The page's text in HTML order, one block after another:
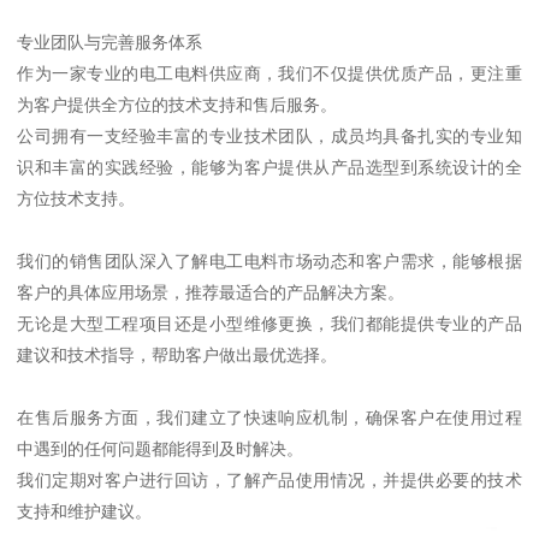
专业团队与完善服务体系
作为一家专业的电工电料供应商，我们不仅提供优质产品，更注重
为客户提供全方位的技术支持和售后服务。
公司拥有一支经验丰富的专业技术团队，成员均具备扎实的专业知
识和丰富的实践经验，能够为客户提供从产品选型到系统设计的全
方位技术支持。
我们的销售团队深入了解电工电料市场动态和客户需求，能够根据
客户的具体应用场景，推荐最适合的产品解决方案。
无论是大型工程项目还是小型维修更换，我们都能提供专业的产品
建议和技术指导，帮助客户做出最优选择。
在售后服务方面，我们建立了快速响应机制，确保客户在使用过程
中遇到的任何问题都能得到及时解决。
我们定期对客户进行回访，了解产品使用情况，并提供必要的技术
支持和维护建议。